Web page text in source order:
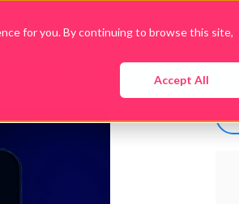
for you. By continuing to browse this site,
Accept All
Cases Conteúdo